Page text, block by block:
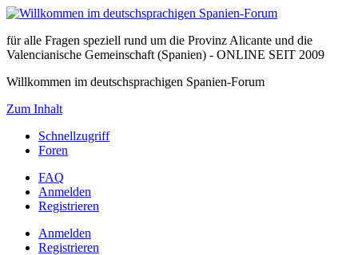
für alle Fragen speziell rund um die Provinz Alicante und die
Valencianische Gemeinschaft (Spanien) - ONLINE SEIT 2009
Willkommen im deutschsprachigen Spanien-Forum
Zum Inhalt
Schnellzugriff
Foren
FAQ
Anmelden
Registrieren
Anmelden
Registrieren